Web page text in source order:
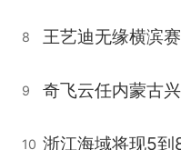
8 王艺迪无缘横滨
9 奇飞云任内蒙古
10 浙江海域将现5到